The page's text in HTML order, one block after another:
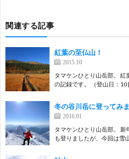
関連する記事
紅葉の至仏山！
2015.10
タマケンひとり山岳部。 紅
の記録です。 （登山日：
冬の谷川岳に登ってみ
2016.01
タマケンひとり山岳部。 新
も登りましたが、今回は雪